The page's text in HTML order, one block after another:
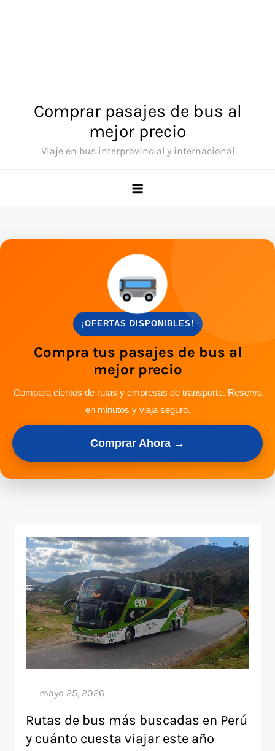
Comprar pasajes de bus al
mejor precio
Viaje en bus interprovincial y internacional
¡OFERTAS DISPONIBLES!
Compra tus pasajes de bus al
mejor precio
Compara cientos de rutas y empresas de transporte. Reserva
en minutos y viaja seguro.
Comprar Ahora →
Rutas de bus más buscadas en Perú
y cuánto cuesta viajar este año